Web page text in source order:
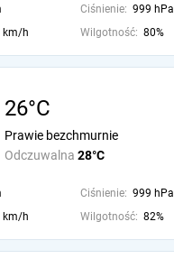
Ciśnienie: 999 hPa
km/h Wilgotność: 80%
26°C
Odczuwalna 28°C
Prawie bezchmurnie
Ciśnienie: 999 hPa
km/h Wilgotność: 82%